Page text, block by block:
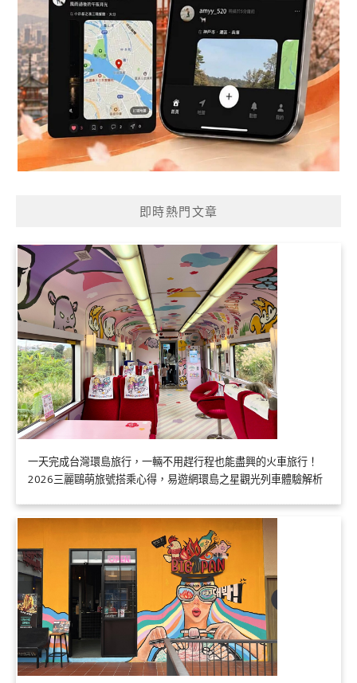
即時熱門文章
一天完成台灣環島旅行，一輛不用趕行程也能盡興的火車旅行！
2026三麗鷗萌旅號搭乘心得，易遊網環島之星觀光列車體驗解析